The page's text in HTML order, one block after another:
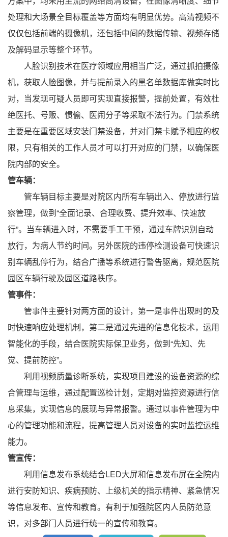
处理和大场景全目标覆盖等方面均有明显优势。高清视频不
仅仅包括前端的摄像机，还包括中间的数据传输、视频存储
及解码显示等整个环节。
人脸识别技术在医疗领域应用相当广泛，通过抓拍摄像
机，获取人脸图像，并与提前录入的黑名单数据库做实时比
对，当发现可疑人员即可实现直接报警，提前处置，有效杜
绝医托、号贩、惯偷、医闹分子等采取不法行为。门禁系统
主要是在重要区域安装门禁设备，并对门禁卡赋予相应的权
限，只有相关的工作人员才可以打开对应的门禁，以确保医
院内部的安全。
管车辆：
管车辆目标主要是对院区内所有车辆出入、停放进行监
察管理，做到“全面记录、合理收费、提升效率、快速放
行”。当车辆进入时，不需要手工干预，通过车牌识别自动
放行，为病人节约时间。另外医院的违停检测设备可快速识
别车辆乱停行为，结合广播等系统进行警告驱离，规范医院
园区车辆行驶及园区道路秩序。
管事件：
管事件主要针对两方面的设计，第一是事件出现时的及
时快速响应处理机制，第二是通过先进的信息化技术，运用
智能化的手段，结合医院实际保卫业务，做到“先知、先
觉、提前防控”。
利用视频质量诊断系统，实现项目建设的设备资源的综
合管理与运维，通过配置巡检计划，定期对监控资源进行信
息采集，实现信息的展现与异常报警。通过以事件管理为中
心的管理功能和流程，提高管理人员对设备的实时监控运维
能力。
管宣传：
利用信息发布系统结合LED大屏和信息发布屏在全院内
进行安防知识、疾病预防、上级机关的指示精神、紧急情况
等信息发布、宣传和教育。有利于加强院区内人员防范意
识，对多部门人员进行统一的宣传和教育。